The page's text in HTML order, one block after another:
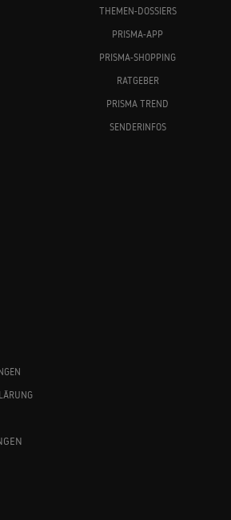
THEMEN-DOSSIERS
PRISMA-APP
PRISMA-SHOPPING
RATGEBER
PRISMA TREND
SENDERINFOS